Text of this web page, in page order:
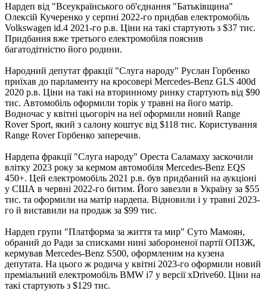
Нардеп від "Всеукраїнського об'єднання "Батьківщина"
Олексій Кучеренко у серпні 2022-го придбав електромобіль
Volkswagen id.4 2021-го р.в. Ціни на такі стартують з $37 тис.
Придбання вже третього електромобіля пояснив
багатодітністю його родини.
Народний депутат фракції "Слуга народу" Руслан Горбенко
приїхав до парламенту на кросовері Mercedes-Benz GLS 400d
2020 р.в. Ціни на такі на вторинному ринку стартують від $90
тис. Автомобіль оформили торік у травні на його матір.
Водночас у квітні цьогоріч на неї оформили новий Range
Rover Sport, який з салону коштує від $118 тис. Користування
Range Rover Горбенко заперечив.
Нардепа фракції "Слуга народу" Ореста Саламаху заскочили
влітку 2023 року за кермом автомобіля Mercedes-Benz EQS
450+. Цей електромобіль 2021 р.в. був придбаний на аукціоні
у США в червні 2022-го битим. Його завезли в Україну за $55
тис. та оформили на матір нардепа. Відновили і у травні 2023-
го й виставили на продаж за $99 тис.
Нардеп групи "Платформа за життя та мир" Суто Мамоян,
обраний до Ради за списками нині забороненої партії ОПЗЖ,
кермував Mercedes-Benz S500, оформленим на кузена
депутата. На цього ж родича у квітні 2023-го оформили новий
преміальний електромобіль BMW i7 у версії xDrive60. Ціни на
такі стартують з $129 тис.